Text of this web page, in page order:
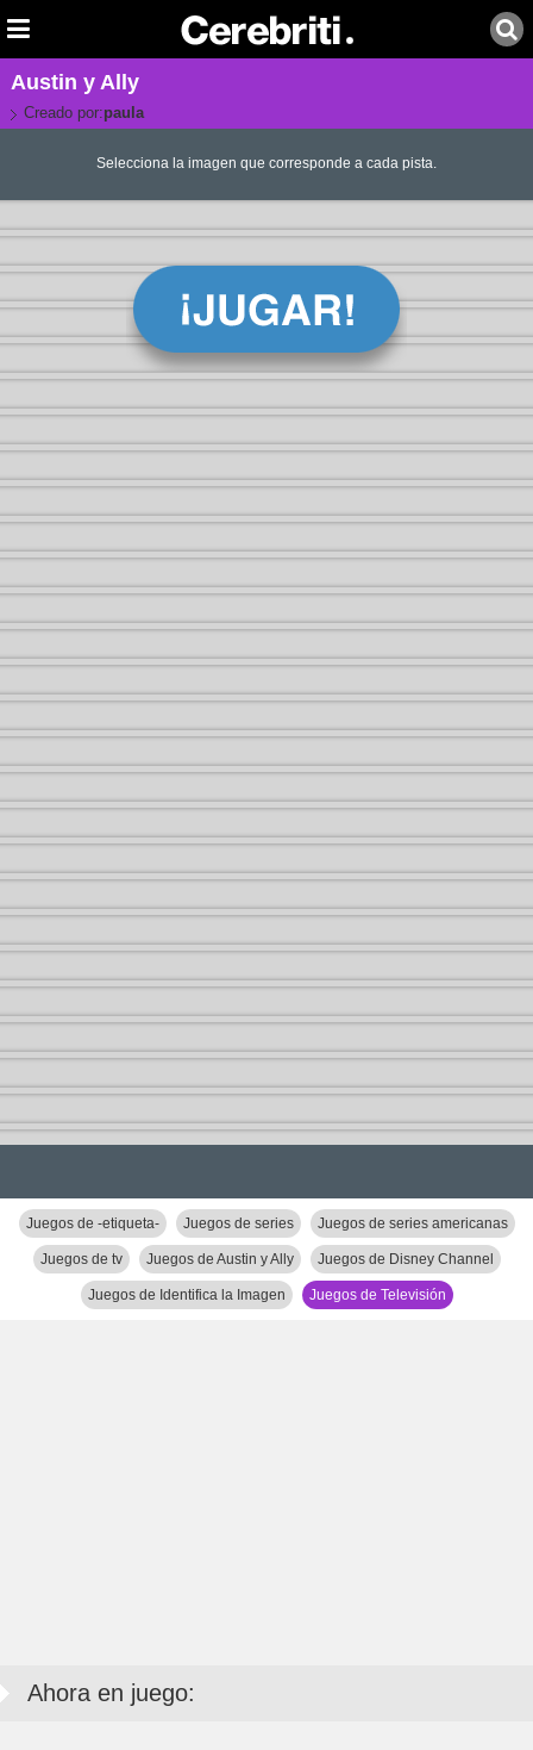
Austin y Ally
Creado por:paula
Selecciona la imagen que corresponde a cada pista.
Juegos de -etiqueta- Juegos de series Juegos de series americanas
Juegos de tv Juegos de Austin y Ally Juegos de Disney Channel
Juegos de Identifica la Imagen Juegos de Televisión
Ahora en juego: